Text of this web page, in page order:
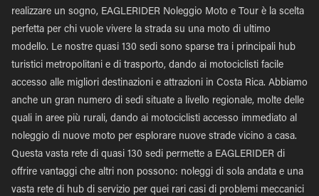
realizzare un sogno, EAGLERIDER Noleggio Moto e Tour è la scelta
perfetta per chi vuole vivere la strada su una moto di ultimo
modello. Le nostre quasi 130 sedi sono sparse tra i principali hub
turistici metropolitani e di trasporto, dando ai motociclisti facile
accesso alle migliori destinazioni e attrazioni in Costa Rica. Abbiamo
anche un gran numero di sedi situate a livello regionale, molte delle
quali in aree più rurali, dando ai motociclisti accesso immediato al
noleggio di nuove moto per esplorare nuove strade vicino a casa.
Questa vasta rete di quasi 130 sedi permette a EAGLERIDER di
offrire vantaggi che altri non possono: noleggi di sola andata e una
vasta rete di hub di servizio per quei rari casi di problemi meccanici